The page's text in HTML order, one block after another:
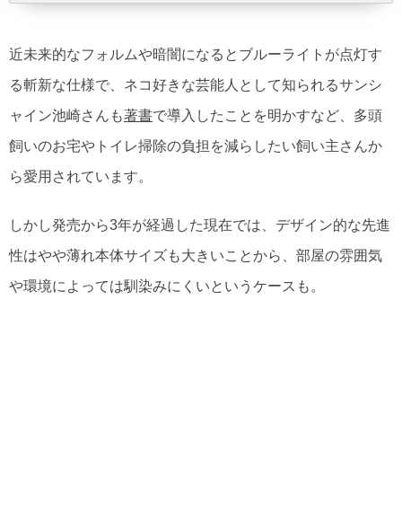
近未来的なフォルムや暗闇になるとブルーライトが点灯す
る斬新な仕様で、ネコ好きな芸能人として知られるサンシ
ャイン池崎さんも著書で導入したことを明かすなど、多頭
飼いのお宅やトイレ掃除の負担を減らしたい飼い主さんか
ら愛用されています。
しかし発売から3年が経過した現在では、デザイン的な先進
性はやや薄れ本体サイズも大きいことから、部屋の雰囲気
や環境によっては馴染みにくいというケースも。